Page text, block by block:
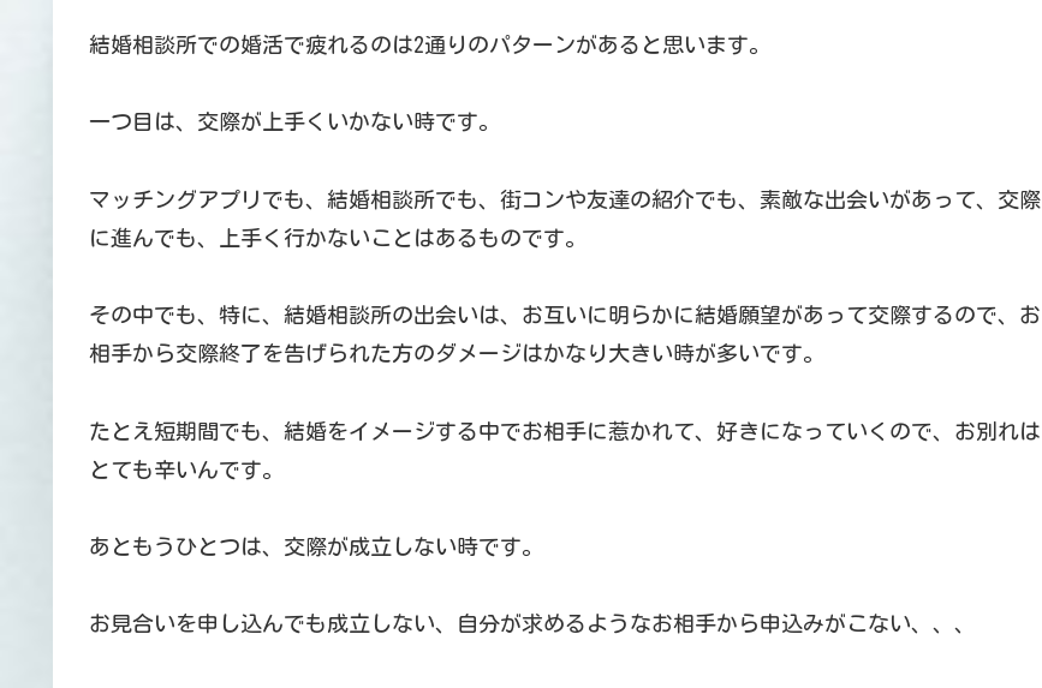
結婚相談所での婚活で疲れるのは2通りのパターンがあると思います。
一つ目は、交際が上手くいかない時です。
マッチングアプリでも、結婚相談所でも、街コンや友達の紹介でも、素敵な出会いがあって、交際
に進んでも、上手く行かないことはあるものです。
その中でも、特に、結婚相談所の出会いは、お互いに明らかに結婚願望があって交際するので、お
相手から交際終了を告げられた方のダメージはかなり大きい時が多いです。
たとえ短期間でも、結婚をイメージする中でお相手に惹かれて、好きになっていくので、お別れは
とても辛いんです。
あともうひとつは、交際が成立しない時です。
お見合いを申し込んでも成立しない、自分が求めるようなお相手から申込みがこない、、、